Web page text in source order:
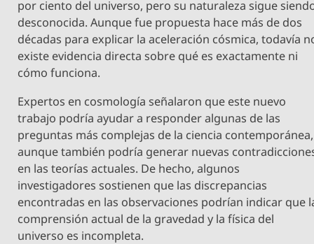
por ciento del universo, pero su naturaleza sigue
desconocida. Aunque fue propuesta hace más de dos
décadas para explicar la aceleración cósmica, todavía
existe evidencia directa sobre qué es exactamente ni
cómo funciona.
Expertos en cosmología señalaron que este nuevo
trabajo podría ayudar a responder algunas de las
preguntas más complejas de la ciencia contemporánea,
aunque también podría generar nuevas
en las teorías actuales. De hecho, algunos
investigadores sostienen que las discrepancias
encontradas en las observaciones podrían indicar que
comprensión actual de la gravedad y la física del
universo es incompleta.